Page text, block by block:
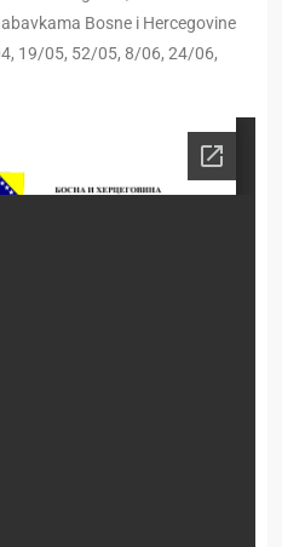
Bosne i Hercegovine
19/05, 52/05, 8/06, 24/06,